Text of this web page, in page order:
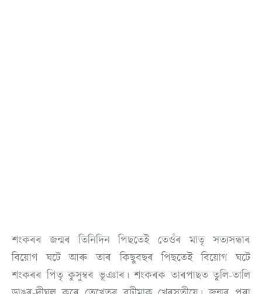
শংকৰৰ জন্মৰ তিনিদিন পিছতেই তেওঁৰ মাতৃ সত্যসন্ধাৰ
বিয়োগ ঘটে আৰু তাৰ কিছুবছৰ পিছতেই বিয়োগ ঘটে
শংকৰৰ পিতৃ কুসুম্বৰ ভূঞাৰ। শংকৰক তাৰপাছত তুলি-তালি